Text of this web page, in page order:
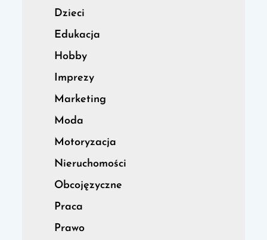
Dzieci
Edukacja
Hobby
Imprezy
Marketing
Moda
Motoryzacja
Nieruchomości
Obcojęzyczne
Praca
Prawo